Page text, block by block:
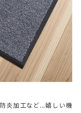
炎加工など...嬉しい機